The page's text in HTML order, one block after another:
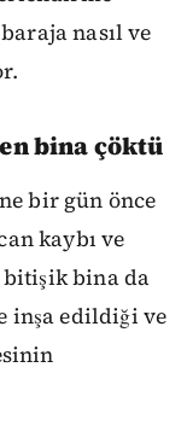
nasıl ve
bina çöktü
bir gün önce
kaybı ve
bitişik bina da
inşa edildiği ve